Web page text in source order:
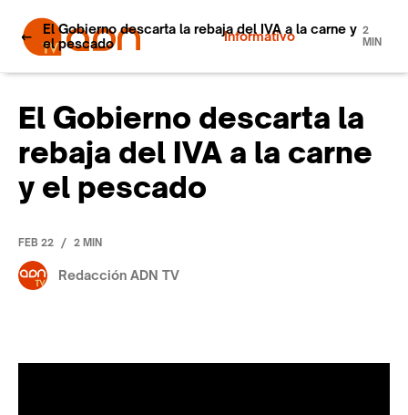
Informativo
El Gobierno descarta la rebaja del IVA a la carne y
el pescado
2
MIN
El Gobierno descarta la
rebaja del IVA a la carne
y el pescado
FEB 22 / 2 MIN
Redacción ADN TV